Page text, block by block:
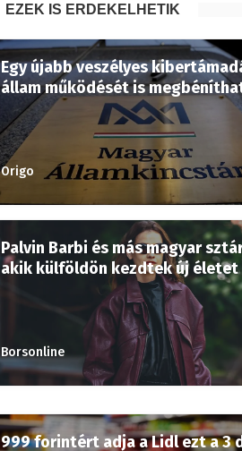
EZEK IS ÉRDEKELHETIK
Egy újabb veszélyes
állam működését is
Origo
Palvin Barbi és más magyar
akik külföldön kezdtek új életet
Borsonline
999 forintért adja a Lidl ezt a 3